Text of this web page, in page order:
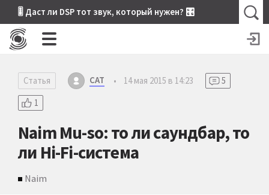
🎚 Даст ли DSP тот звук, который нужен? 🎛
Статья CAT • 14 мая 2015 в 14:23
5
1
Naim Mu-so: то ли саундбар, то
ли Hi-Fi-система
Naim